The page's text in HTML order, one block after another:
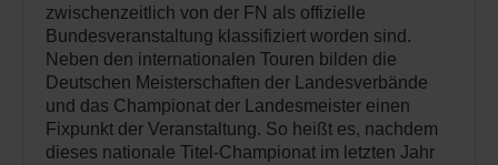
zwischenzeitlich von der FN als offizielle
Bundesveranstaltung klassifiziert worden sind.
Neben den internationalen Touren bilden die
Deutschen Meisterschaften der Landesverbände
und das Championat der Landesmeister einen
Fixpunkt der Veranstaltung. So heißt es, nachdem
dieses nationale Titel-Championat im letzten Jahr